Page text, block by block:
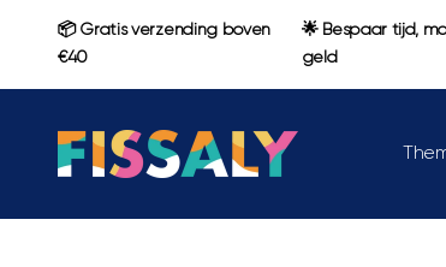
📦 Gratis verzending boven
€40
🌟 Bespaar tijd,
geld
Fissaly